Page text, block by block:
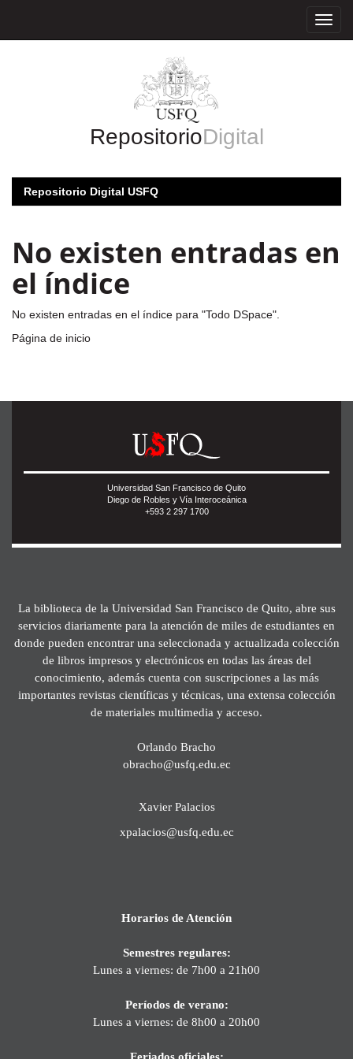
RepositorioDigital
Repositorio Digital USFQ
No existen entradas en
el índice
No existen entradas en el índice para "Todo DSpace".
Página de inicio
Universidad San Francisco de Quito
Diego de Robles y Vía Interoceánica
+593 2 297 1700
La biblioteca de la Universidad San Francisco de Quito, abre sus
servicios diariamente para la atención de miles de estudiantes en
donde pueden encontrar una seleccionada y actualizada colección
de libros impresos y electrónicos en todas las áreas del
conocimiento, además cuenta con suscripciones a las más
importantes revistas científicas y técnicas, una extensa colección
de materiales multimedia y acceso.
Orlando Bracho
obracho@usfq.edu.ec
Xavier Palacios
xpalacios@usfq.edu.ec
Horarios de Atención
Semestres regulares:
Lunes a viernes: de 7h00 a 21h00
Períodos de verano:
Lunes a viernes: de 8h00 a 20h00
Feriados oficiales: